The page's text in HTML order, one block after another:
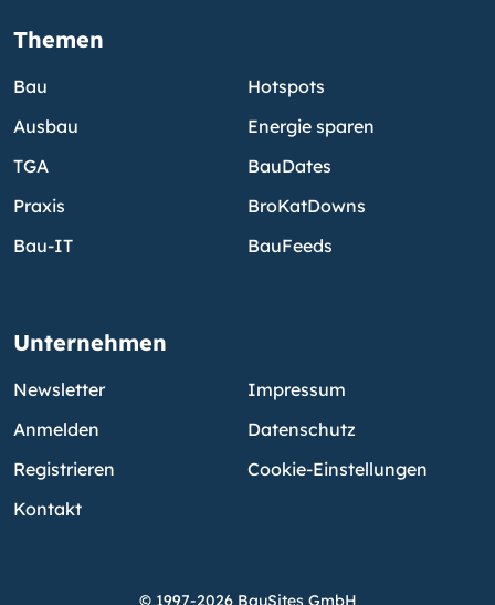
Themen
Bau
Ausbau
TGA
Praxis
Bau-IT
Hotspots
Energie sparen
BauDates
BroKatDowns
BauFeeds
Unternehmen
Newsletter
Anmelden
Registrieren
Kontakt
Impressum
Datenschutz
Cookie-Einstellungen
© 1997-2026 BauSites GmbH